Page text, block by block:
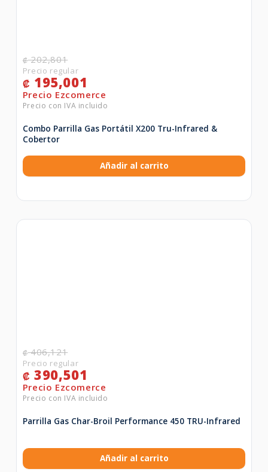
₡202,801
₡ 195,001
Combo Parrilla Gas Portátil X200 Tru-Infrared &
Cobertor
Añadir al carrito
₡406,121
₡ 390,501
Parrilla Gas Char-Broil Performance 450 TRU-Infrared
Añadir al carrito